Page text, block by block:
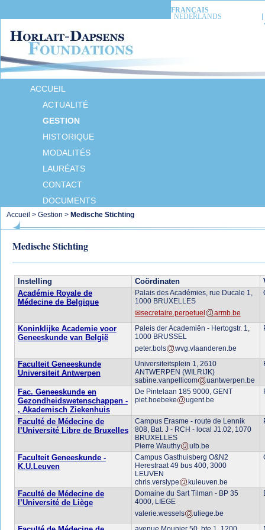
FRANÇAIS
NEDERLANDS
ACCUEIL
ACTUALITÉ
GESTION
HISTORIQUE
MODALITÉS
LAURÉATS
CONTACT
DOCUMENTS
Accueil > Gestion > Medische Stichting
Medische Stichting
Instelling Coördinaten
Académie Royale de
Médecine de Belgique
Palais des Académies, rue Ducale 1,
1000 BRUXELLES
secretaire.perpetuel
armb.be
Koninklijke Academie voor
Geneeskunde van België
Paleis der Academiën - Hertogstr. 1,
1000 BRUSSEL
peter.bols
wvg.vlaanderen.be
Faculteit Geneeskunde
Universiteit Antwerpen
Universiteitsplein 1, 2610
ANTWERPEN (WILRIJK)
sabine.vanpellicom
uantwerpen.be
Fac. Geneeskunde en
Gezondheidswetenschappen -
, Akademisch Ziekenhuis
De Pintelaan 185 9000, GENT
piet.hoebeke
ugent.be
Faculté de Médecine de
l’Université Libre de Bruxelles
Campus Erasme - route de Lennik
808, Bat. J - RCH - local J1.02, 1070
BRUXELLES
Pierre.Wauthy
ulb.be
Faculteit Geneeskunde -
K.U.Leuven
Campus Gasthuisberg O&N2
Herestraat 49 bus 400, 3000
LEUVEN
chris.verslype
kuleuven.be
Faculté de Médecine de
l’Université de Liège
Domaine du Sart Tilman - BP 35
4000, LIEGE
valerie.wessels
uliege.be